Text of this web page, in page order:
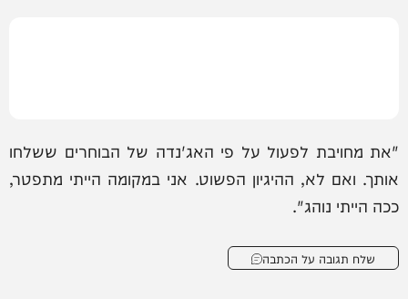
"את מחויבת לפעול על פי האג'נדה של הבוחרים ששלחו
אותך. ואם לא, ההיגיון הפשוט. אני במקומה הייתי מתפטר,
ככה הייתי נוהג".
שלח תגובה על הכתבה